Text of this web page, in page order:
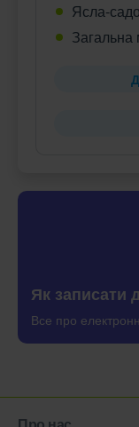
Ясла-
Загальна
Як записати
Все про